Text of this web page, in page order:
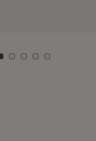
Zu Kachel: 0
Zu Kachel: 3
Zu Kachel: 6
Zu Kachel: 9
Zu Kachel: 12